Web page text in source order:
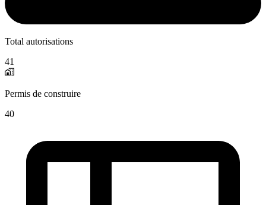
Total autorisations
41
Permis de construire
40